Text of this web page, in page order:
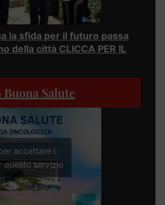
la sfida per il futuro passa
della città CLICCA PER IL
Buona Salute
accettare i
questo servizio